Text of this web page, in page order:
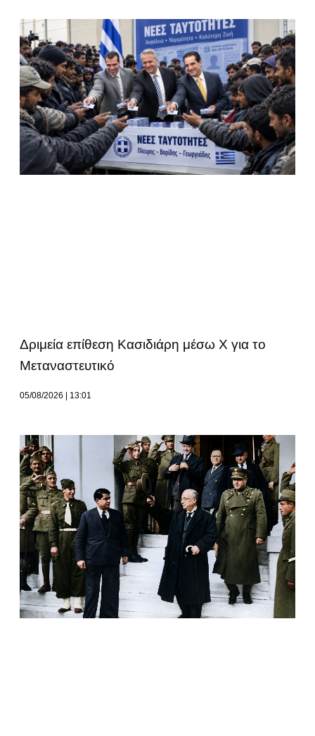
Δριμεία επίθεση Κασιδιάρη μέσω Χ για το
Μεταναστευτικό
05/08/2026 13:01